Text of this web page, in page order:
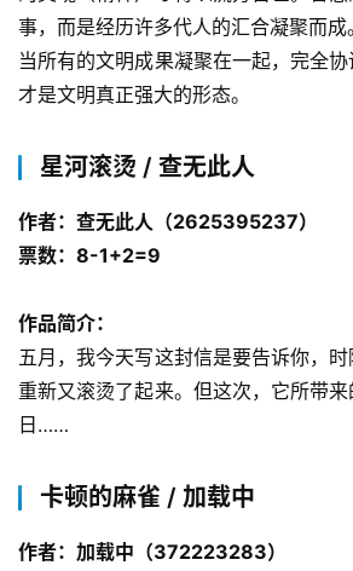
事，而是经历许多代人的汇合凝聚而成。
当所有的文明成果凝聚在一起，完全
才是文明真正强大的形态。
星河滚烫 / 查无此人
作者：查无此人（2625395237）
票数：8-1+2=9
作品简介：
五月，我今天写这封信是要告诉你，
重新又滚烫了起来。但这次，它所带
日……
卡顿的麻雀 / 加载中
作者：加载中（372223283）